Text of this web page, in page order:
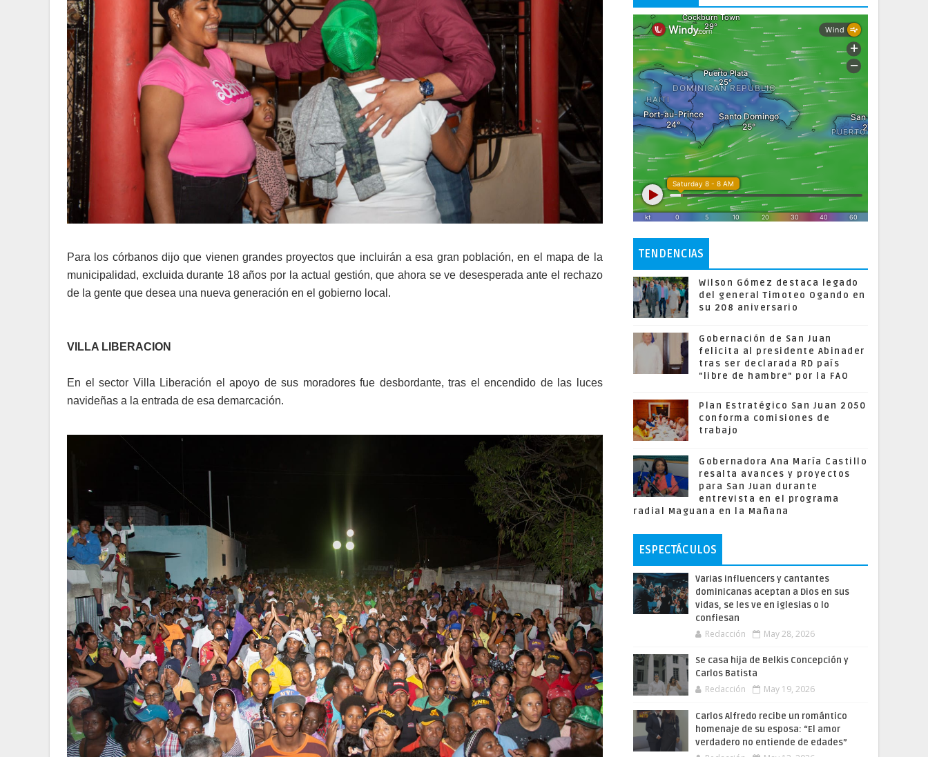
Para los córbanos dijo que vienen grandes proyectos que incluirán a esa gran población, en el mapa de la
municipalidad, excluida durante 18 años por la actual gestión, que ahora se ve desesperada ante el rechazo
de la gente que desea una nueva generación en el gobierno local.
VILLA LIBERACION
En el sector Villa Liberación el apoyo de sus moradores fue desbordante, tras el encendido de las luces
navideñas a la entrada de esa demarcación.
TENDENCIAS
Wilson Gómez destaca legado
del general Timoteo Ogando en
su 208 aniversario
Gobernación de San Juan
felicita al presidente Abinader
tras ser declarada RD país
"libre de hambre" por la FAO
Plan Estratégico San Juan 2050
conforma comisiones de
trabajo
Gobernadora Ana María Castillo
resalta avances y proyectos
para San Juan durante
entrevista en el programa
radial Maguana en la Mañana
ESPECTÁCULOS
Varias influencers y cantantes
dominicanas aceptan a Dios en sus
vidas, se les ve en iglesias o lo
confiesan
Redacción May 28, 2026
Se casa hija de Belkis Concepción y
Carlos Batista
Redacción May 19, 2026
Carlos Alfredo recibe un romántico
homenaje de su esposa: “El amor
verdadero no entiende de edades”